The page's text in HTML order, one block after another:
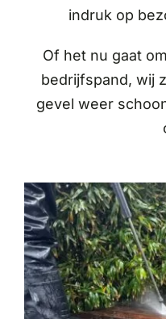
indruk op
Of het nu gaat
bedrijfspand, wij
gevel weer